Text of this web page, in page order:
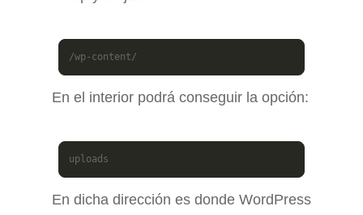
/wp-content/
En el interior podrá conseguir la opción:
uploads
En dicha dirección es donde WordPress